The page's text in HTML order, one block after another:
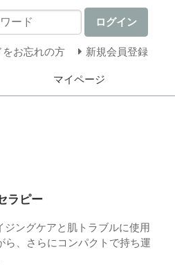
ログイン
お忘れの方 新規会員登録
マイページ
ラピー
ングケアと肌トラブルに使用
ら、さらにコンパクトで持ち運